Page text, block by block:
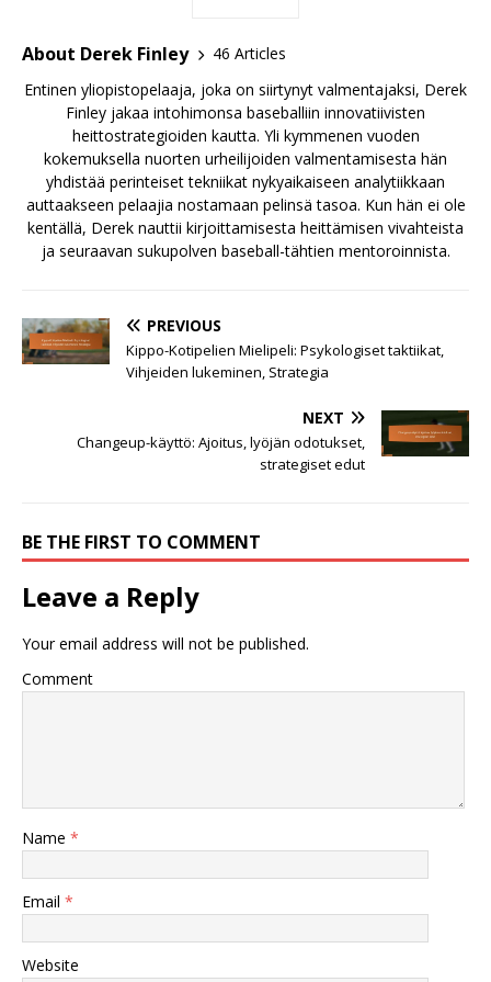
About Derek Finley
46 Articles
Entinen yliopistopelaaja, joka on siirtynyt valmentajaksi, Derek
Finley jakaa intohimonsa baseballiin innovatiivisten
heittostrategioiden kautta. Yli kymmenen vuoden
kokemuksella nuorten urheilijoiden valmentamisesta hän
yhdistää perinteiset tekniikat nykyaikaiseen analytiikkaan
auttaakseen pelaajia nostamaan pelinsä tasoa. Kun hän ei ole
kentällä, Derek nauttii kirjoittamisesta heittämisen vivahteista
ja seuraavan sukupolven baseball-tähtien mentoroinnista.
PREVIOUS
Kippo-Kotipelien Mielipeli: Psykologiset taktiikat,
Vihjeiden lukeminen, Strategia
NEXT
Changeup-käyttö: Ajoitus, lyöjän odotukset,
strategiset edut
BE THE FIRST TO COMMENT
Leave a Reply
Your email address will not be published.
Comment
Name *
Email *
Website